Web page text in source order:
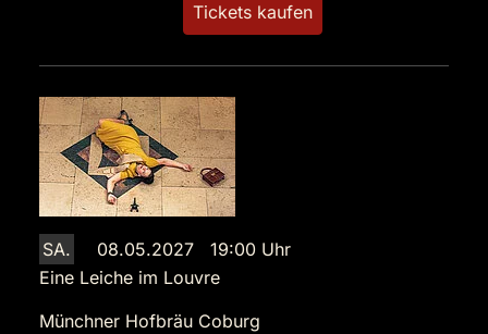
Tickets kaufen
SA.
08.05.2027 19:00 Uhr
Eine Leiche im Louvre
Münchner Hofbräu Coburg